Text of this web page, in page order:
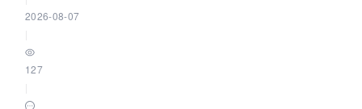
2026-08-07
127